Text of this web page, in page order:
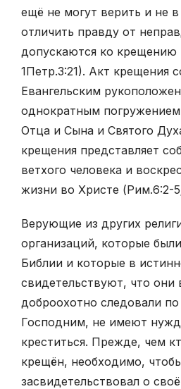
ещё не могут верить и не
отличить правду от
допускаются ко крещению
1Петр.3:21). Акт крещения
Евангельским
однократным
Отца и Сына и Святого
крещения представляет
ветхого человека и
жизни во Христе (Рим.6:2-
Верующие из других
организаций, которые
Библии и которые в
свидетельствуют, что они
доброохотно следовали
Господним, не имеют
креститься. Прежде, чем
крещён, необходимо,
засвидетельствовал о